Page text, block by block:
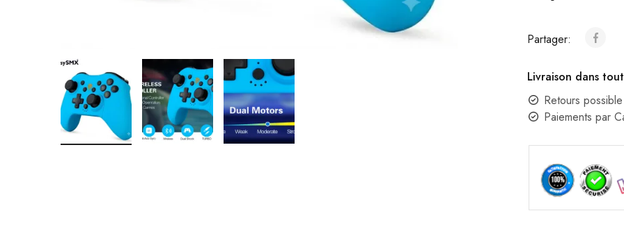
Partager:
Livraison dans
Retours
Paiements par